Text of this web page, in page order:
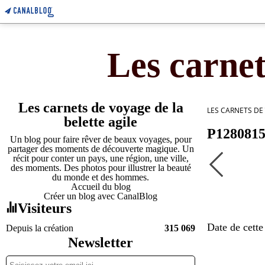
Les
Les carnets de voyage de la
belette agile
Un blog pour faire rêver de beaux voyages, pour
partager des moments de découverte magique. Un
récit pour conter un pays, une région, une ville,
des moments. Des photos pour illustrer la beauté
du monde et des hommes.
Accueil du blog
Créer un blog avec CanalBlog
Visiteurs
Depuis la création 315 069
Newsletter
LES CARNETS
P1280815
Date de